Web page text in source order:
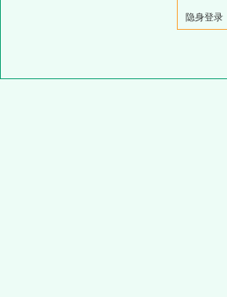
隐身登录